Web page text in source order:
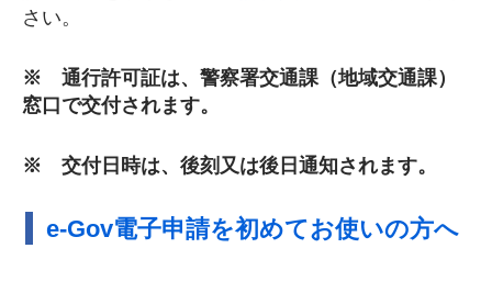
さい。
※ 通行許可証は、警察署交通課（地域交通課）
窓口で交付されます。
※ 交付日時は、後刻又は後日通知されます。
e-Gov電子申請を初めてお使いの方へ